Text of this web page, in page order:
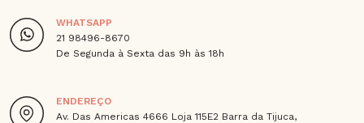
WHATSAPP
21 98496-8670
De Segunda à Sexta das 9h às 18h
ENDEREÇO
Av. Das Americas 4666 Loja 115E2 Barra da Tijuca,